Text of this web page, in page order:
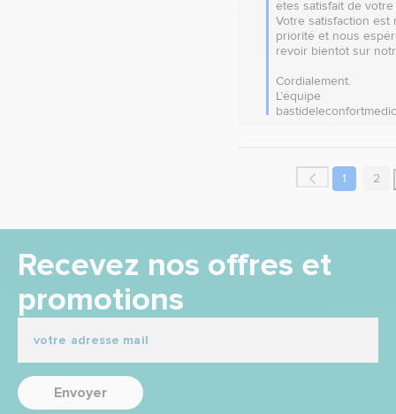
êtes satisfait de votre
Votre satisfaction est
priorité et nous
revoir bientôt sur
Cordialement.
L’équipe
1 2
Recevez nos offres et
promotions
Envoyer